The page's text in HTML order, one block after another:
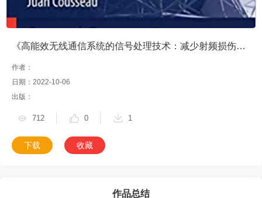
《高能效无线通信系统的信号处理技术：减少射频损伤的实用方法（Signal Processing Techniques for Power Efficient Wireless Communication Systems: Practical Approaches for RF Impairments Reduction）》
作者：
日期：2022-10-06
出版：
下载 收藏
712 0 1
作品总结